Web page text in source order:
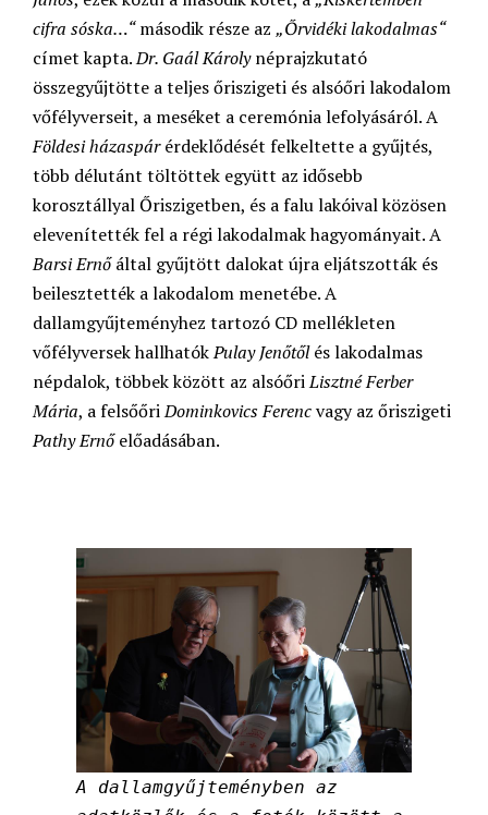
cifra sóska…“második része az „Őrvidéki lakodalmas“
címet kapta.Dr. Gaál Károlynéprajzkutató
összegyűjtötte a teljes őriszigeti és alsóőri lakodalom
vőfélyverseit, a meséket a ceremónia lefolyásáról. A
Földesi házaspárérdeklődését felkeltette a gyűjtés,
több délutánt töltöttek együtt az idősebb
korosztállyal Őriszigetben, és a falu lakóival közösen
elevenítették fel a régi lakodalmak hagyományait. A
Barsi Ernőáltal gyűjtött dalokat újra eljátszották és
beilesztették a lakodalom menetébe. A
dallamgyűjteményhez tartozó CD mellékleten
vőfélyversek hallhatókPulay Jenőtőlés lakodalmas
népdalok, többek között az alsóőriLisztné Ferber
Mária, a felsőőriDominkovics Ferencvagy az őriszigeti
Pathy Ernőelőadásában.
A dallamgyűjteményben az